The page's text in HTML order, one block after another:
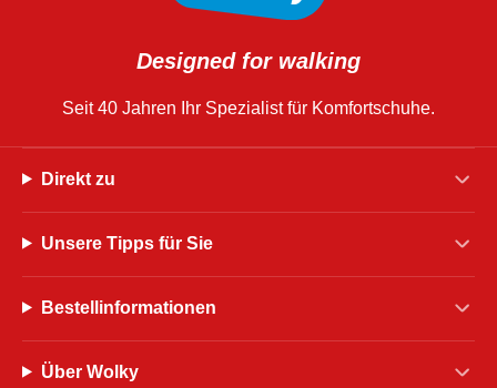
Designed for walking
Seit 40 Jahren Ihr Spezialist für Komfortschuhe.
Direkt zu
Unsere Tipps für Sie
Bestellinformationen
Über Wolky